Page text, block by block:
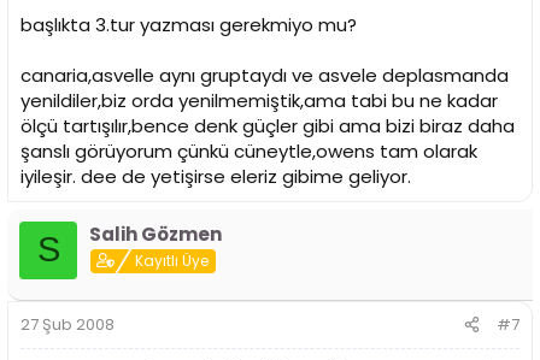
başlıkta 3.tur yazması gerekmiyo mu?
canaria,asvelle aynı gruptaydı ve asvele deplasmanda
yenildiler,biz orda yenilmemiştik,ama tabi bu ne kadar
ölçü tartışılır,bence denk güçler gibi ama bizi biraz daha
şanslı görüyorum çünkü cüneytle,owens tam olarak
iyileşir. dee de yetişirse eleriz gibime geliyor.
S Salih Gözmen
Kayıtlı Üye
27 Şub 2008 #7